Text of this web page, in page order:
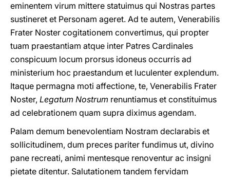
eminentem virum mittere statuimus qui Nostras partes
sustineret et Personam ageret. Ad te autem, Venerabilis
Frater Noster cogitationem convertimus, qui propter
tuam praestantiam atque inter Patres Cardinales
conspicuum locum prorsus idoneus occurris ad
ministerium hoc praestandum et luculenter explendum.
Itaque permagna moti affectione, te, Venerabilis Frater
Noster, Legatum Nostrum renuntiamus et constituimus
ad celebrationem quam supra diximus agendam.
Palam demum benevolentiam Nostram declarabis et
sollicitudinem, dum preces pariter fundimus ut, divino
pane recreati, animi mentesque renoventur ac insigni
pietate ditentur. Salutationem tandem fervidam